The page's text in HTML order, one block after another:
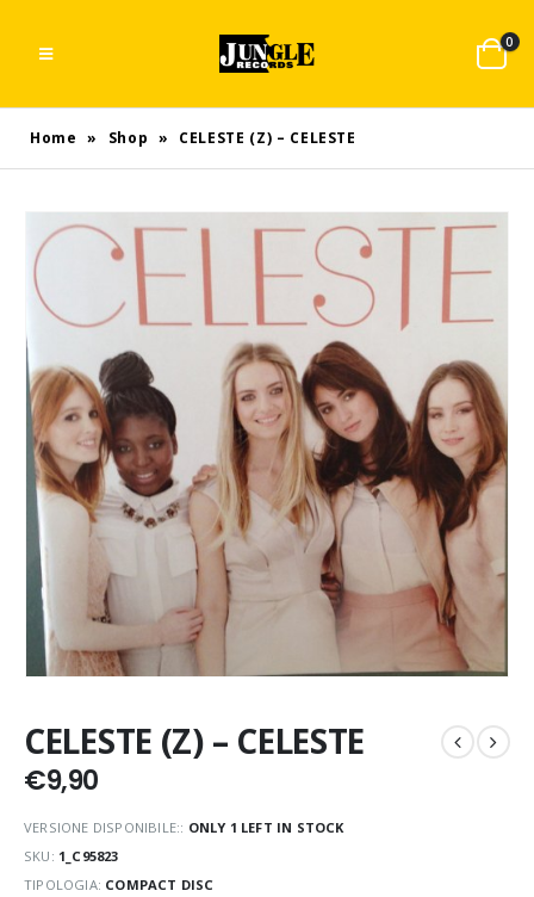
0
Home » Shop » CELESTE (Z) – CELESTE
CELESTE (Z) – CELESTE
€9,90
VERSIONE DISPONIBILE:: ONLY 1 LEFT IN STOCK
SKU: 1_C95823
TIPOLOGIA: COMPACT DISC